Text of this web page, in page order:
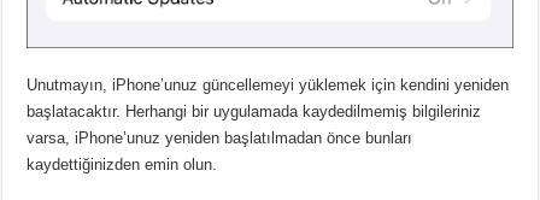
Unutmayın, iPhone’unuz güncellemeyi yüklemek için kendini yeniden
başlatacaktır. Herhangi bir uygulamada kaydedilmemiş bilgileriniz
varsa, iPhone’unuz yeniden başlatılmadan önce bunları
kaydettiğinizden emin olun.